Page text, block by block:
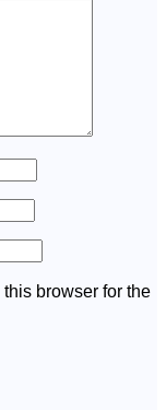
browser for the